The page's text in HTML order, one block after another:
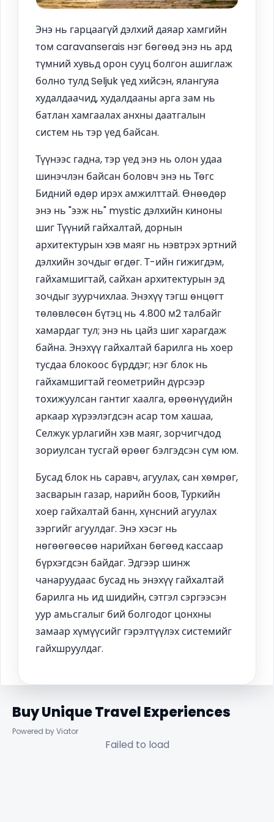
Энэ нь гарцаагүй дэлхий даяар хамгийн
том caravanserais нэг бөгөөд энэ нь ард
түмний хувьд орон сууц болгон ашиглаж
болно тулд Seljuk үед хийсэн, ялангуяа
худалдаачид, худалдааны арга зам нь
батлан хамгаалах анхны даатгалын
систем нь тэр үед байсан.
Түүнээс гадна, тэр үед энэ нь олон удаа
шинэчлэн байсан боловч энэ нь Төгс
Бидний өдөр ирэх амжилттай. Өнөөдөр
энэ нь "ээж нь" mystic дэлхийн киноны
шиг Түүний гайхалтай, дорнын
архитектурын хэв маяг нь нэвтрэх эртний
дэлхийн зочдыг өгдөг. Т-ийн гижигдэм,
гайхамшигтай, сайхан архитектурын эд
зочдыг зуурчихлаа. Энэхүү тэгш өнцөгт
төлөвлөсөн бүтэц нь 4.800 м2 талбайг
хамардаг тул; энэ нь цайз шиг харагдаж
байна. Энэхүү гайхалтай барилга нь хоер
тусдаа блокоос бүрддэг; нэг блок нь
гайхамшигтай геометрийн дүрсээр
тохижуулсан гантиг хаалга, өрөөнүүдийн
аркаар хүрээлэгдсэн асар том хашаа,
Селжук урлагийн хэв маяг, зорчигчдод
зориулсан тусгай өрөөг бэлгэдсэн сүм юм.
Бусад блок нь саравч, агуулах, сан хөмрөг,
засварын газар, нарийн боов, Туркийн
хоер гайхалтай банн, хүнсний агуулах
зэргийг агуулдаг. Энэ хэсэг нь
нөгөөгөөсөө нарийхан бөгөөд кассаар
бүрхэгдсэн байдаг. Эдгээр шинж
чанаруудаас бусад нь энэхүү гайхалтай
барилга нь ид шидийн, сэтгэл сэргээсэн
уур амьсгалыг бий болгодог цонхны
замаар хүмүүсийг гэрэлтүүлэх системийг
гайхшруулдаг.
Buy Unique Travel Experiences
Powered by Viator
Failed to load